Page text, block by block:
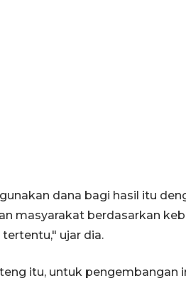
dana bagi hasil itu
masyarakat berdasarkan
ujar dia.
itu, untuk pengembangan